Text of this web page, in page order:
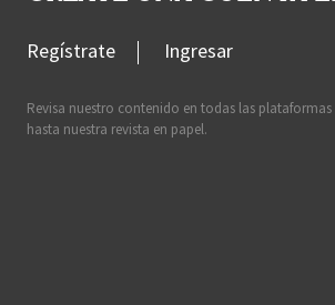
Regístrate Ingresar
Revisa nuestro contenido en todas las
hasta nuestra revista en papel.